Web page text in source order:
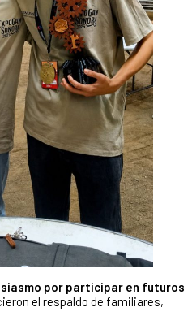
por participar en futuros
el respaldo de familiares,